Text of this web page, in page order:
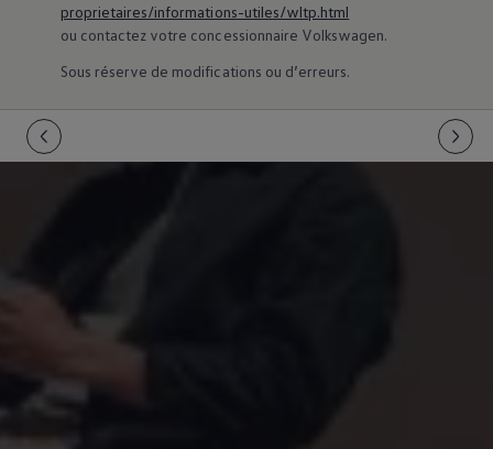
proprietaires/informations-utiles/wltp.html
ou contactez votre concessionnaire Volkswagen.
Sous réserve de modifications ou d’erreurs.